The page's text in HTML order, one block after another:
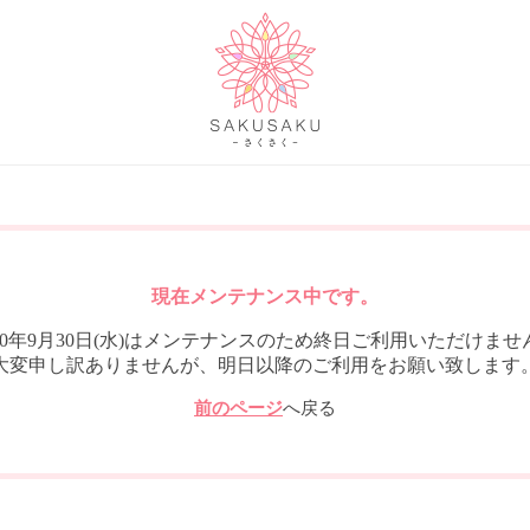
現在メンテナンス中です。
年9月30日(水)はメンテナンスのため終日ご利用いただけませ
変申し訳ありませんが、明日以降のご利用をお願い致します
前のページへ戻る